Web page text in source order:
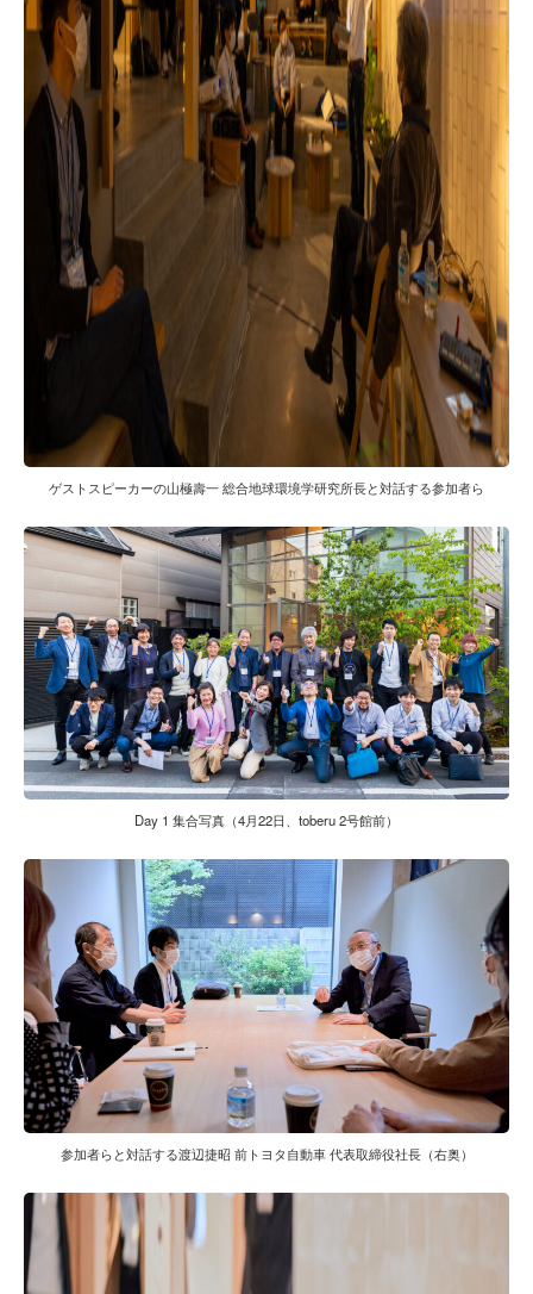
ゲストスピーカーの山極壽一 総合地球環境学研究所長と対話する参加者ら
Day 1 集合写真（4月22日、toberu 2号館前）
参加者らと対話する渡辺捷昭 前トヨタ自動車 代表取締役社長（右奥）